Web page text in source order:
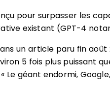
pour surpasser les
existant (GPT-4
un article paru fin
5 fois plus puissant
Le géant endormi,